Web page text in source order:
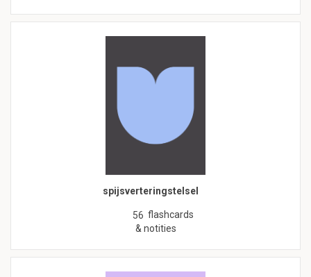
spijsverteringstelsel
56 flashcards
& notities